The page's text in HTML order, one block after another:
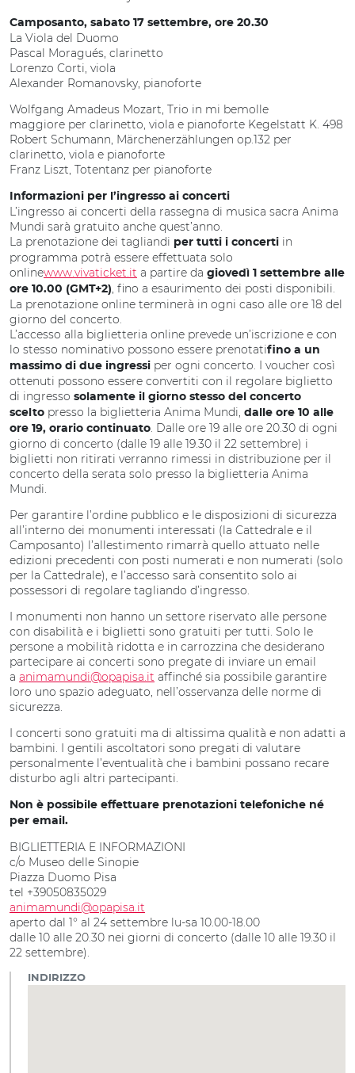
Camposanto, sabato 17 settembre, ore 20.30
La Viola del Duomo
Pascal Moragués, clarinetto
Lorenzo Corti, viola
Alexander Romanovsky, pianoforte
Wolfgang Amadeus Mozart, Trio in mi bemolle
maggiore per clarinetto, viola e pianoforte Kegelstatt K. 498
Robert Schumann, Märchenerzählungen op.132 per
clarinetto, viola e pianoforte
Franz Liszt, Totentanz per pianoforte
Informazioni per l’ingresso ai concerti
L’ingresso ai concerti della rassegna di musica sacra Anima
Mundi sarà gratuito anche quest’anno.
La prenotazione dei tagliandi per tutti i concerti in
programma potrà essere effettuata solo
onlinewww.vivaticket.it a partire da giovedì 1 settembre alle
ore 10.00 (GMT+2), fino a esaurimento dei posti disponibili.
La prenotazione online terminerà in ogni caso alle ore 18 del
giorno del concerto.
L’accesso alla biglietteria online prevede un’iscrizione e con
lo stesso nominativo possono essere prenotatifino a un
massimo di due ingressi per ogni concerto. I voucher così
ottenuti possono essere convertiti con il regolare biglietto
di ingresso solamente il giorno stesso del concerto
scelto presso la biglietteria Anima Mundi, dalle ore 10 alle
ore 19, orario continuato. Dalle ore 19 alle ore 20.30 di ogni
giorno di concerto (dalle 19 alle 19.30 il 22 settembre) i
biglietti non ritirati verranno rimessi in distribuzione per il
concerto della serata solo presso la biglietteria Anima
Mundi.
Per garantire l’ordine pubblico e le disposizioni di sicurezza
all’interno dei monumenti interessati (la Cattedrale e il
Camposanto) l’allestimento rimarrà quello attuato nelle
edizioni precedenti con posti numerati e non numerati (solo
per la Cattedrale), e l’accesso sarà consentito solo ai
possessori di regolare tagliando d’ingresso.
I monumenti non hanno un settore riservato alle persone
con disabilità e i biglietti sono gratuiti per tutti. Solo le
persone a mobilità ridotta e in carrozzina che desiderano
partecipare ai concerti sono pregate di inviare un email
a animamundi@opapisa.it affinché sia possibile garantire
loro uno spazio adeguato, nell’osservanza delle norme di
sicurezza.
I concerti sono gratuiti ma di altissima qualità e non adatti a
bambini. I gentili ascoltatori sono pregati di valutare
personalmente l’eventualità che i bambini possano recare
disturbo agli altri partecipanti.
Non è possibile effettuare prenotazioni telefoniche né
per email.
BIGLIETTERIA E INFORMAZIONI
c/o Museo delle Sinopie
Piazza Duomo Pisa
tel +39050835029
animamundi@opapisa.it
aperto dal 1° al 24 settembre lu-sa 10.00-18.00
dalle 10 alle 20.30 nei giorni di concerto (dalle 10 alle 19.30 il
22 settembre).
INDIRIZZO